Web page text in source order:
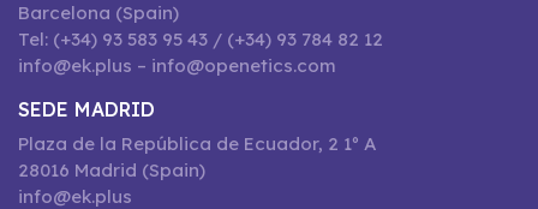
Barcelona (Spain)
Tel: (+34) 93 583 95 43 / (+34) 93 784 82 12
info@ek.plus – info@openetics.com
SEDE MADRID
Plaza de la República de Ecuador, 2 1º A
28016 Madrid (Spain)
info@ek.plus